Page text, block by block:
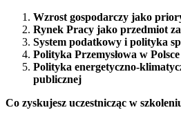
Wzrost gospodarczy jako
Rynek Pracy jako przedmiot
System podatkowy i polityka
Polityka Przemysłowa w
Polityka energetyczno-
publicznej
Co zyskujesz uczestnicząc w